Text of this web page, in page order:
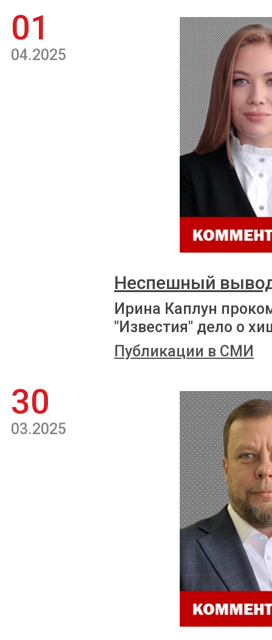
01
04.2025
Неспешный
Ирина Каплун
"Известия" дело о
Публикации в СМИ
30
03.2025